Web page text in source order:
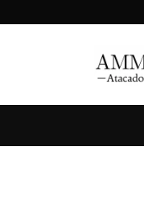
Compre